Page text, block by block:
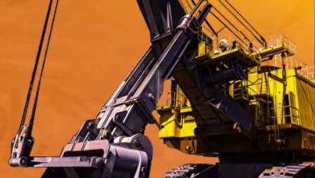
Инвестиции в новую
реальность: как
наращивать
эффективность горной